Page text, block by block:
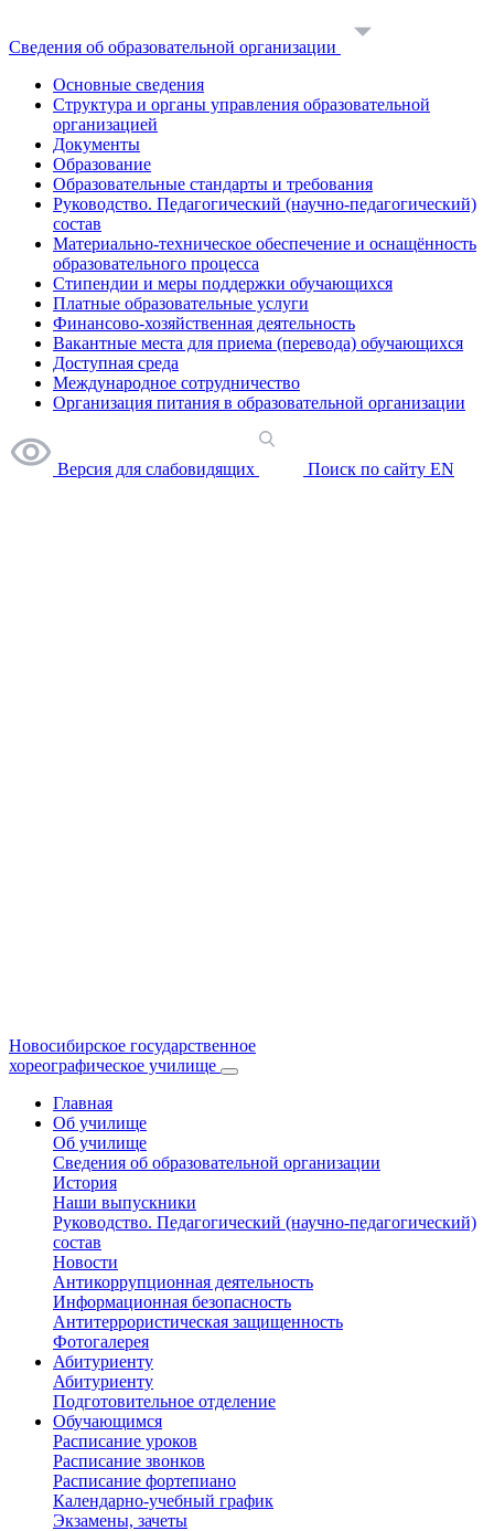
Сведения об образовательной организации
Основные сведения
Структура и органы управления образовательной
организацией
Документы
Образование
Образовательные стандарты и требования
Руководство. Педагогический (научно-педагогический)
состав
Материально-техническое обеспечение и оснащённость
образовательного процесса
Стипендии и меры поддержки обучающихся
Платные образовательные услуги
Финансово-хозяйственная деятельность
Вакантные места для приема (перевода) обучающихся
Доступная среда
Международное сотрудничество
Организация питания в образовательной организации
Версия для слабовидящих Поиск по сайту EN
Новосибирское государственное
хореографическое училище
Главная
Об училище
Об училище
Сведения об образовательной организации
История
Наши выпускники
Руководство. Педагогический (научно-педагогический)
состав
Новости
Антикоррупционная деятельность
Информационная безопасность
Антитеррористическая защищенность
Фотогалерея
Абитуриенту
Абитуриенту
Подготовительное отделение
Обучающимся
Расписание уроков
Расписание звонков
Расписание фортепиано
Календарно-учебный график
Экзамены, зачеты